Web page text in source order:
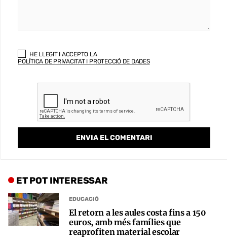
HE LLEGIT I ACCEPTO LA
POLÍTICA DE PRIVACITAT I PROTECCIÓ DE DADES
ET POT INTERESSAR
EDUCACIÓ
El retorn a les aules costa fins a 150
euros, amb més famílies que
reaprofiten material escolar